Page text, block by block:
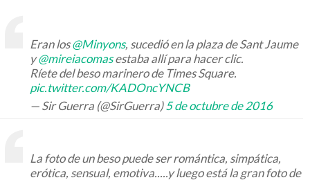
Eran los@Minyons, sucedió en la plaza de Sant Jaume
y@mireiacomasestaba allí para hacer clic.
Ríete del beso marinero de Times Square.
pic.twitter.com/KADOncYNCB
— Sir Guerra (@SirGuerra)5 de octubre de 2016
La foto de un beso puede ser romántica, simpática,
erótica, sensual, emotiva.....y luego está la gran foto de